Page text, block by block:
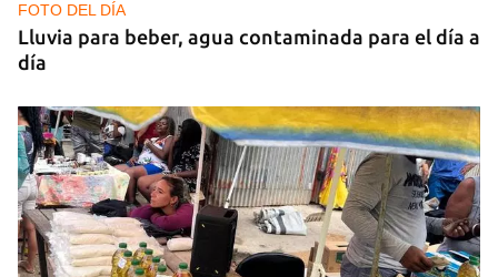
FOTO DEL DÍA
Lluvia para beber, agua contaminada para el día a
día